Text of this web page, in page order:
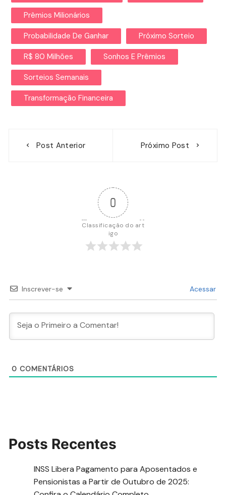
Prêmios Milionários
Probabilidade De Ganhar Próximo Sorteio
R$ 80 Milhões Sonhos E Prêmios
Sorteios Semanais
Transformação Financeira
Post Anterior Próximo Post
0
Classificação do art
igo
Inscrever-se Acessar
0 COMENTÁRIOS
Posts Recentes
INSS Libera Pagamento para Aposentados e
Pensionistas a Partir de Outubro de 2025: